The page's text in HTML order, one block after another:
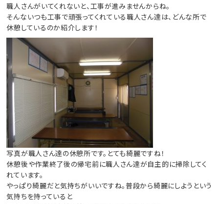
職人さんがいてくれないと、工事が進みませんからね。
そんないつも工事で頑張ってくれている職人さん達は、どんな所で
休憩しているのか紹介します！
写真が職人さん達の休憩所です。とても綺麗ですね！
休憩後や作業終了後の帰宅前に職人さん達が自主的に掃除してく
れています。
やっぱり綺麗だと気持ちがいいですね。普段から綺麗にしようという
気持ちを持っていると